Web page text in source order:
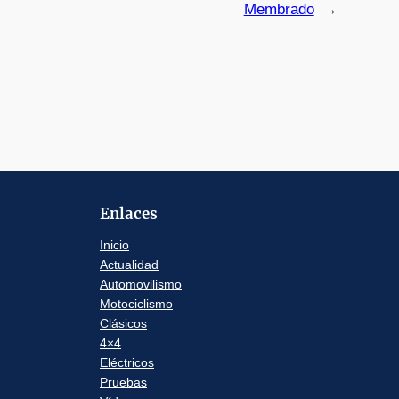
Membrado →
Enlaces
Inicio
Actualidad
Automovilismo
Motociclismo
Clásicos
4×4
Eléctricos
Pruebas